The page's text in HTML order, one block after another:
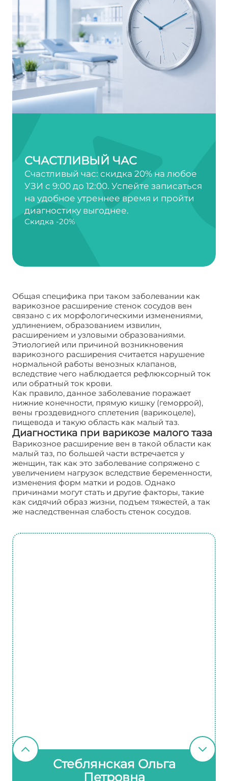
СЧАСТЛИВЫЙ ЧАС
Счастливый час: скидка 20% на любое
УЗИ с 9:00 до 12:00. Успейте записаться
на удобное утреннее время и пройти
диагностику выгоднее.
Скидка -20%
Общая специфика при таком заболевании как
варикозное расширение стенок сосудов вен
связано с их морфологическими изменениями,
удлинением, образованием извилин,
расширением и узловыми образованиями.
Этиологией или причиной возникновения
варикозного расширения считается нарушение
нормальной работы венозных клапанов,
вследствие чего наблюдается рефлюксорный ток
или обратный ток крови.
Как правило, данное заболевание поражает
нижние конечности, прямую кишку (геморрой),
вены гроздевидного сплетения (варикоцеле),
пищевода и такую область как малый таз.
Диагностика при варикозе малого таза
Варикозное расширение вен в такой области как
малый таз, по большей части встречается у
женщин, так как это заболевание сопряжено с
увеличением нагрузок вследствие беременности,
изменения форм матки и родов. Однако
причинами могут стать и другие факторы, такие
как сидячий образ жизни, подъем тяжестей, а так
же наследственная слабость стенок сосудов.
Стеблянская Ольга
Петровна